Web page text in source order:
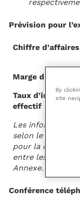
Prévision pour
Chiffre d’affaires
Marge d’EBIT
Taux
effectif
Les informations
selon le
pour la
entre les
Annexe.
Conférence
By
site